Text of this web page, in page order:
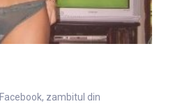
Facebook, zambitul din